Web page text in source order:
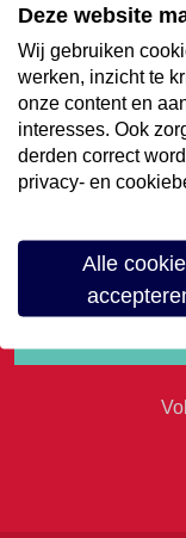
€35,-
Meld je aan voor
Deze website
Wij gebruiken
werken, inzicht te
onze content en
interesses. Ook
derden correct
privacy- en
Alle